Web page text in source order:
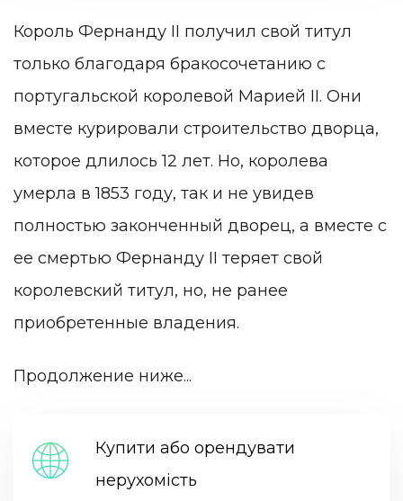
Король Фернанду II получил свой титул
только благодаря бракосочетанию с
португальской королевой Марией II. Они
вместе курировали строительство дворца,
которое длилось 12 лет. Но, королева
умерла в 1853 году, так и не увидев
полностью законченный дворец, а вместе с
ее смертью Фернанду II теряет свой
королевский титул, но, не ранее
приобретенные владения.
Продолжение ниже...
Купити або орендувати
нерухомість